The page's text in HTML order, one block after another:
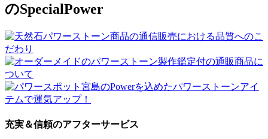
のSpecialPower
充実＆信頼のアフターサービス